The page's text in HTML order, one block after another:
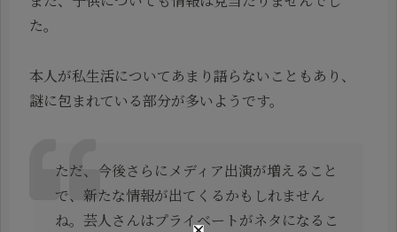
た。
本人が私生活についてあまり語らないこともあり、
謎に包まれている部分が多いようです。
ただ、今後さらにメディア出演が増えること
で、新たな情報が出てくるかもしれません
ね。芸人さんはプライベートがネタになるこ